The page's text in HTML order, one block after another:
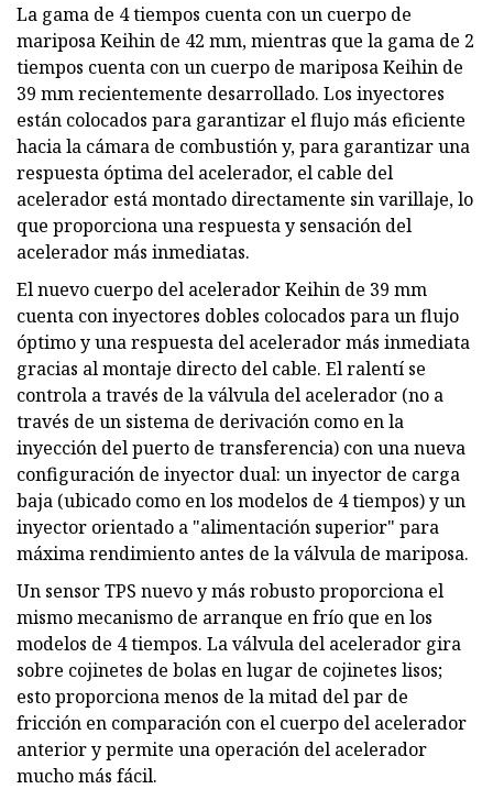
La gama de 4 tiempos cuenta con un cuerpo de
mariposa Keihin de 42 mm, mientras que la gama de 2
tiempos cuenta con un cuerpo de mariposa Keihin de
39 mm recientemente desarrollado. Los inyectores
están colocados para garantizar el flujo más eficiente
hacia la cámara de combustión y, para garantizar una
respuesta óptima del acelerador, el cable del
acelerador está montado directamente sin varillaje, lo
que proporciona una respuesta y sensación del
acelerador más inmediatas.
El nuevo cuerpo del acelerador Keihin de 39 mm
cuenta con inyectores dobles colocados para un flujo
óptimo y una respuesta del acelerador más inmediata
gracias al montaje directo del cable. El ralentí se
controla a través de la válvula del acelerador (no a
través de un sistema de derivación como en la
inyección del puerto de transferencia) con una nueva
configuración de inyector dual: un inyector de carga
baja (ubicado como en los modelos de 4 tiempos) y un
inyector orientado a "alimentación superior" para
máxima rendimiento antes de la válvula de mariposa.
Un sensor TPS nuevo y más robusto proporciona el
mismo mecanismo de arranque en frío que en los
modelos de 4 tiempos. La válvula del acelerador gira
sobre cojinetes de bolas en lugar de cojinetes lisos;
esto proporciona menos de la mitad del par de
fricción en comparación con el cuerpo del acelerador
anterior y permite una operación del acelerador
mucho más fácil.